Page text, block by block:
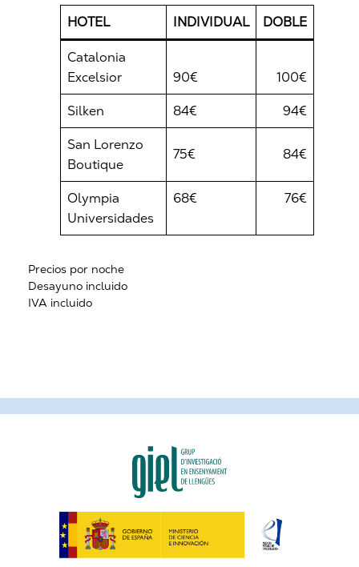
HOTEL INDIVIDUAL DOBLE
Catalonia
Excelsior
90€
100€
Silken
84€
94€
San Lorenzo
Boutique
75€ 84€
Olympia
Universidades
68€ 76€
Precios por noche
Desayuno incluido
IVA incluido